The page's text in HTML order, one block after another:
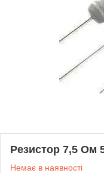
Резистор 7,5 Ом
Немає в наявності